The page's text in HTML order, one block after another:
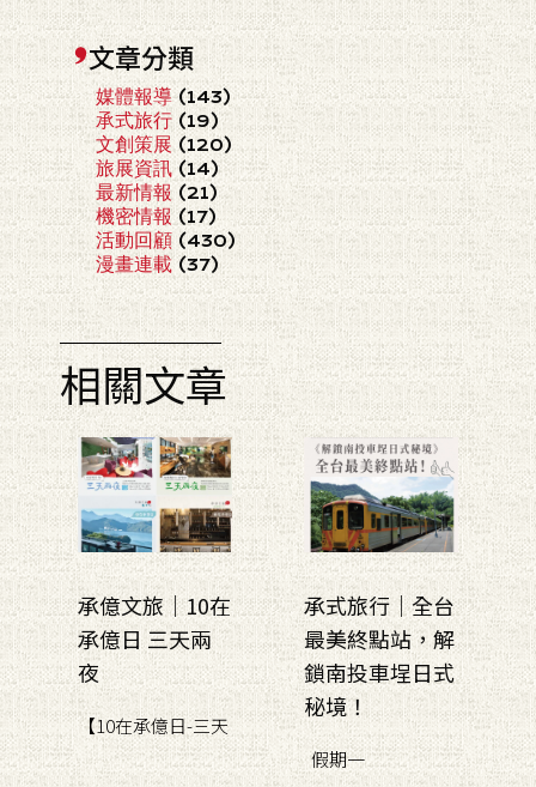
文章分類
媒體報導(143)
承式旅行 (19)
文創策展(120)
旅展資訊(14)
最新情報 (21)
機密情報(17)
活動回顧 (430)
漫畫連載 (37)
相關文章
承億文旅｜10在
承億日 三天兩
夜
【10在承億日-三天
承式旅行｜全台
最美終點站，解
鎖南投車埕日式
秘境！
假期一